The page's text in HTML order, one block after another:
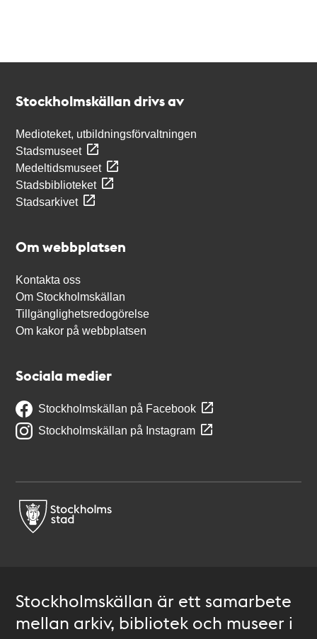
Stockholmskällan drivs av
Medioteket, utbildningsförvaltningen
Stadsmuseet
Medeltidsmuseet
Stadsbiblioteket
Stadsarkivet
Om webbplatsen
Kontakta oss
Om Stockholmskällan
Tillgänglighetsredogörelse
Om kakor på webbplatsen
Sociala medier
Stockholmskällan på Facebook
Stockholmskällan på Instagram
Stockholmskällan är ett samarbete
mellan arkiv, bibliotek och museer i